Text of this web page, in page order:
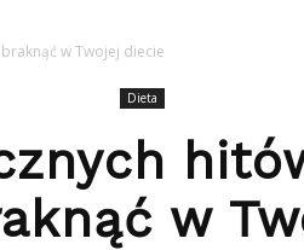
w Twojej diecie
Dieta
w